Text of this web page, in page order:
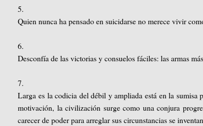
5.
Quien nunca ha pensado en suicidarse no merece vivir
6.
Desconfía de las victorias y consuelos fáciles: las armas
7.
Larga es la codicia del débil y ampliada está en la sumisa
motivación, la civilización surge como una conjura
carecer de poder para arreglar sus circunstancias se